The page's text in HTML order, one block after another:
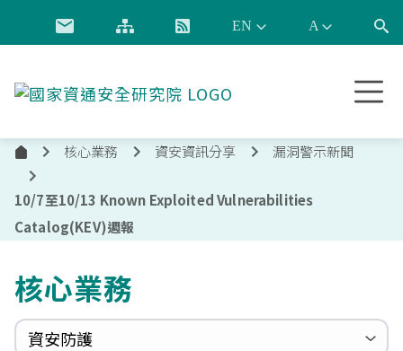
跳到主要內容
通
全
究
首
核心業務 資安資訊分享 漏洞警示新聞
10/7至10/13 Known Exploited Vulnerabilities
Catalog(KEV)週報
核心業務
資安防護